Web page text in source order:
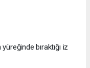
bıraktığı iz